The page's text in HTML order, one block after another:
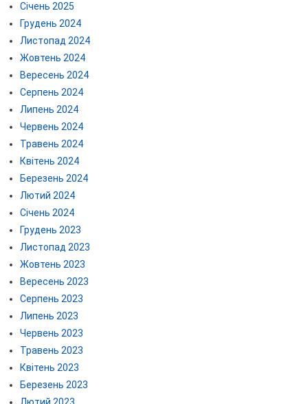
Січень 2025
Грудень 2024
Листопад 2024
Жовтень 2024
Вересень 2024
Серпень 2024
Липень 2024
Червень 2024
Травень 2024
Квітень 2024
Березень 2024
Лютий 2024
Січень 2024
Грудень 2023
Листопад 2023
Жовтень 2023
Вересень 2023
Серпень 2023
Липень 2023
Червень 2023
Травень 2023
Квітень 2023
Березень 2023